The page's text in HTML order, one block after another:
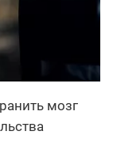
мозг